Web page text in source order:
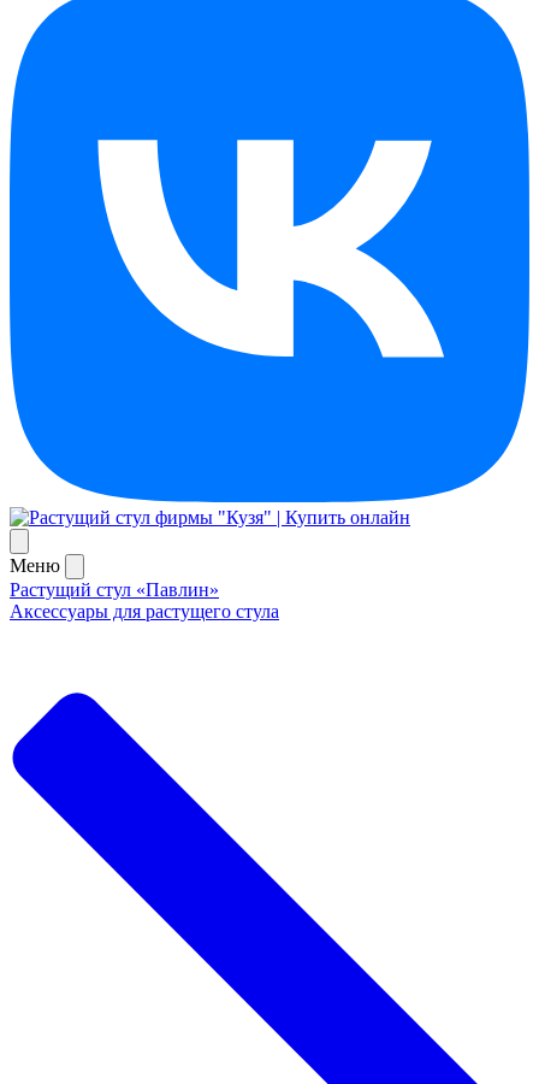
Меню
Растущий стул «Павлин»
Аксессуары для растущего стула